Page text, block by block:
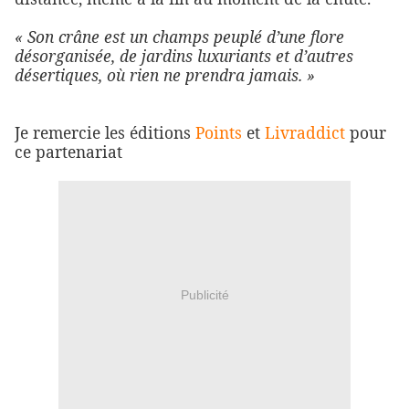
« Son crâne est un champs peuplé d’une flore
désorganisée, de jardins luxuriants et d’autres
désertiques, où rien ne prendra jamais. »
Je remercie les éditions Points et Livraddict pour
ce partenariat
Publicité